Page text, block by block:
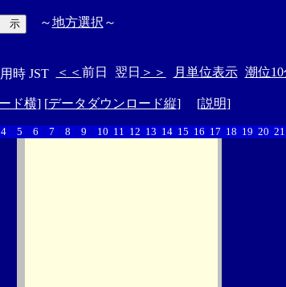
～地方選択 ～
時 JST ＜＜ 前日 翌日 ＞＞ 月単位表示 潮位10
ド横] [データダウンロード縦] [説明]
4 5 6 7 8 9 10 11 12 13 14 15 16 17 18 19 20 21